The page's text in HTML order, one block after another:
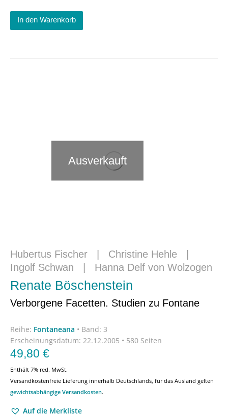
In den Warenkorb
Ausverkauft
Hubertus Fischer | Christine Hehle |
Ingolf Schwan | Hanna Delf von Wolzogen
Renate Böschenstein
Verborgene Facetten. Studien zu Fontane
Reihe: Fontaneana • Band: 3
Erscheinungsdatum: 22.12.2005 • 580 Seiten
49,80 €
Enthält 7% red. MwSt.
Versandkostenfreie Lieferung innerhalb Deutschlands, für das Ausland gelten
gewichtsabhängige Versandkosten.
Auf die Merkliste